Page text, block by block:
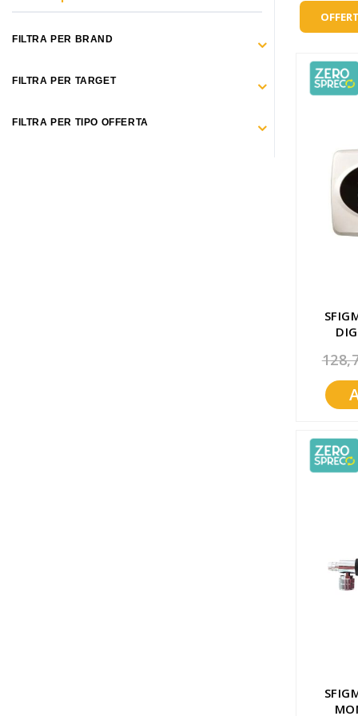
Make Up
Capelli
Igiene personale
FILTRA PER BRAND
FILTRA PER TARGET
FILTRA PER TIPO OFFERTA